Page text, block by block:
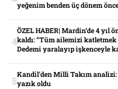
yeğenim benden üç dönem
ÖZEL HABER| Mardin’de 4
kaldı: “Tüm ailemizi
Dedemi yaralayıp işkenceyle
Kandil’den Milli Takım
yazık oldu